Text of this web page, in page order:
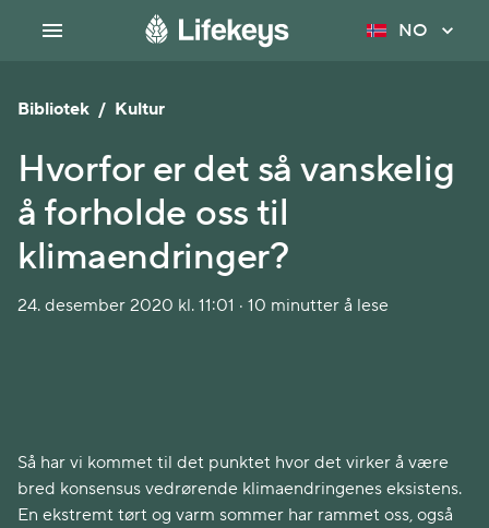
NO
Bibliotek / Kultur
Hvorfor er det så vanskelig
å forholde oss til
klimaendringer?
24. desember 2020 kl. 11:01 · 10 minutter å lese
Så har vi kommet til det punktet hvor det virker å være
bred konsensus vedrørende klimaendringenes eksistens.
En ekstremt tørt og varm sommer har rammet oss, også